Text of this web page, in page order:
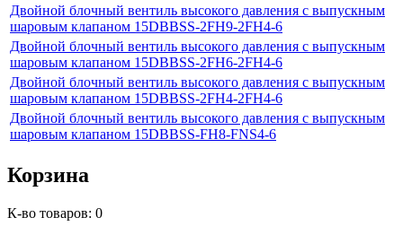
Двойной блочный вентиль высокого давления с выпускным
шаровым клапаном 15DBBSS-2FH9-2FH4-6
Двойной блочный вентиль высокого давления с выпускным
шаровым клапаном 15DBBSS-2FH6-2FH4-6
Двойной блочный вентиль высокого давления с выпускным
шаровым клапаном 15DBBSS-2FH4-2FH4-6
Двойной блочный вентиль высокого давления с выпускным
шаровым клапаном 15DBBSS-FH8-FNS4-6
Корзина
К-во товаров: 0